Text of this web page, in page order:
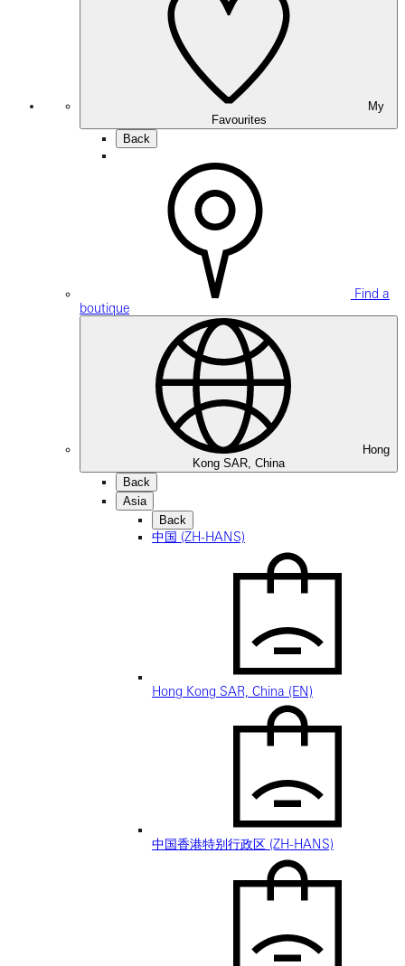
Favourites
Back
Find a
boutique
Hong
Kong SAR, China
Back
Asia
Back
中国 (ZH-HANS)
Hong Kong SAR, China (EN)
中国香港特别行政区 (ZH-HANS)